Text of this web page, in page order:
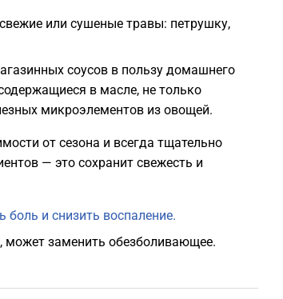
или сушеные травы: петрушку,
соусов в пользу домашнего
в масле, не только
микроэлементов из овощей.
от сезона и всегда тщательно
— это сохранит свежесть и
боль и снизить воспаление.
может заменить обезболивающее.